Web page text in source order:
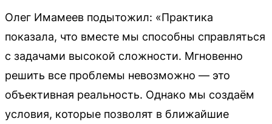
Олег Имамеев подытожил: «Практика
показала, что вместе мы способны справляться
с задачами высокой сложности. Мгновенно
решить все проблемы невозможно — это
объективная реальность. Однако мы создаём
условия, которые позволят в ближайшие